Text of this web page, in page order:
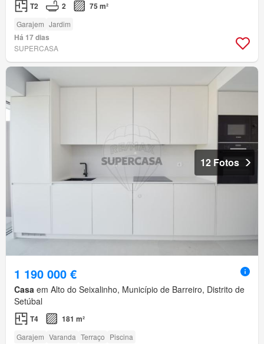
T2 2 75 m²
Garajem Jardim
Há 17 dias
SUPERCASA
12 Fotos
1 190 000 €
Casa em Alto do Seixalinho, Município de Barreiro, Distrito de
Setúbal
T4 181 m²
Garajem Varanda Terraço Piscina